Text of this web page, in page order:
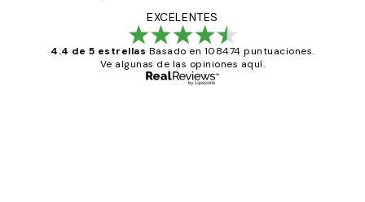
EXCELENTES
4.4 de 5 estrellas Basado en 108474 puntuaciones.
Ve algunas de las opiniones aquí.